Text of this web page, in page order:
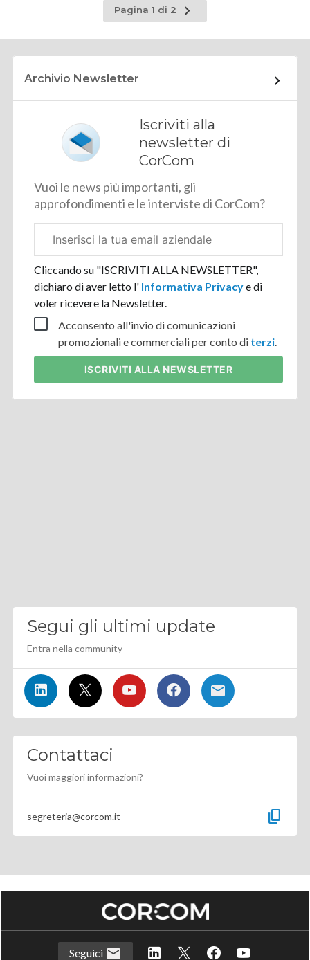
Pagina 1 di 2
Pagina
successiva
Archivio Newsletter
Iscriviti alla
newsletter di
CorCom
Vuoi le news più importanti, gli
approfondimenti e le interviste di CorCom?
aziendale
Cliccando su "ISCRIVITI ALLA NEWSLETTER",
dichiaro di aver letto l' Informativa Privacye di
voler ricevere la Newsletter.
Acconsento all'invio di comunicazioni
promozionali e commerciali per conto di terzi.
ISCRIVITI ALLA NEWSLETTER
Segui gli ultimi update
Entra nella community
Contattaci
Vuoi maggiori informazioni?
segreteria@corcom.it content_copy
Seguici